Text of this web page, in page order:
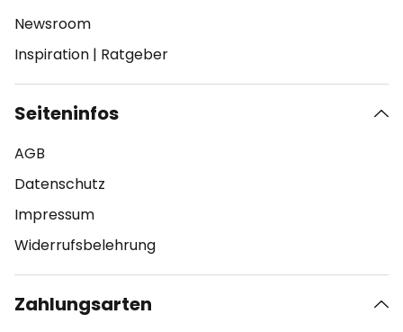
Newsroom
Inspiration | Ratgeber
Seiteninfos
AGB
Datenschutz
Impressum
Widerrufsbelehrung
Zahlungsarten